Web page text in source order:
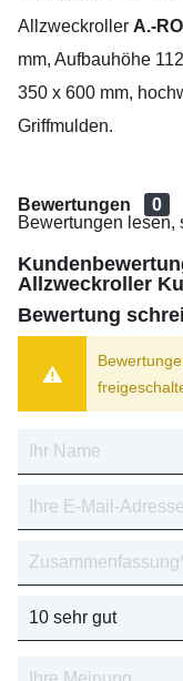
Allzweckroller A.-
mm, Aufbauhöhe
350 x 600 mm,
Griffmulden.
Bewertungen
0
Bewertungen lesen,
Allzweckroller
Bewertung